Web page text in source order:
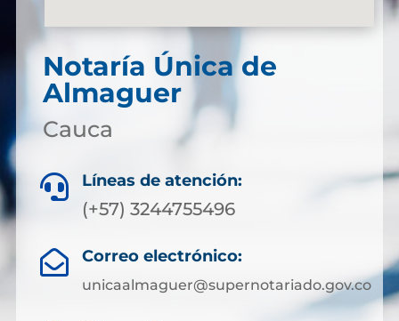
Notaría Única de
Almaguer
Cauca
 Líneas de atención:
(+57) 3244755496
 Correo electrónico:
unicaalmaguer@supernotariado.gov.co